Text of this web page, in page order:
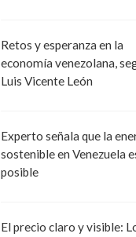
Retos y esperanza en la
economía venezolana,
Luis Vicente León
Experto señala que la
sostenible en Venezuela
posible
El precio claro y visible: